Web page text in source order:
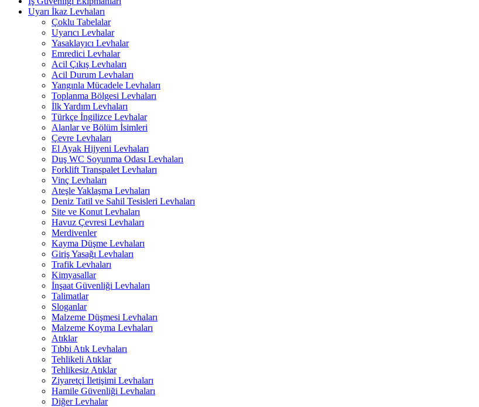
Uyarı İkaz Levhaları
Çoklu Tabelalar
Uyarıcı Levhalar
Yasaklayıcı Levhalar
Emredici Levhalar
Acil Çıkış Levhaları
Acil Durum Levhaları
Yangınla Mücadele Levhaları
Toplanma Bölgesi Levhaları
İlk Yardım Levhaları
Türkçe İngilizce Levhalar
Alanlar ve Bölüm İsimleri
Çevre Levhaları
El Ayak Hijyeni Levhaları
Duş WC Soyunma Odası Levhaları
Forklift Transpalet Levhaları
Vinç Levhaları
Ateşle Yaklaşma Levhaları
Deniz Tatil ve Sahil Tesisleri Levhaları
Site ve Konut Levhaları
Havuz Çevresi Levhaları
Merdivenler
Kayma Düşme Levhaları
Giriş Yasağı Levhaları
Trafik Levhaları
Kimyasallar
İnşaat Güvenliği Levhaları
Talimatlar
Sloganlar
Malzeme Düşmesi Levhaları
Malzeme Koyma Levhaları
Atıklar
Tıbbi Atık Levhaları
Tehlikeli Atıklar
Tehlikesiz Atıklar
Ziyaretçi İletişimi Levhaları
Hamile Güvenliği Levhaları
Diğer Levhalar